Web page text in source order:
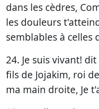
dans les cèdres,
les douleurs
semblables à celles
24. Je suis vivant!
fils de Jojakim, roi
ma main droite, Je